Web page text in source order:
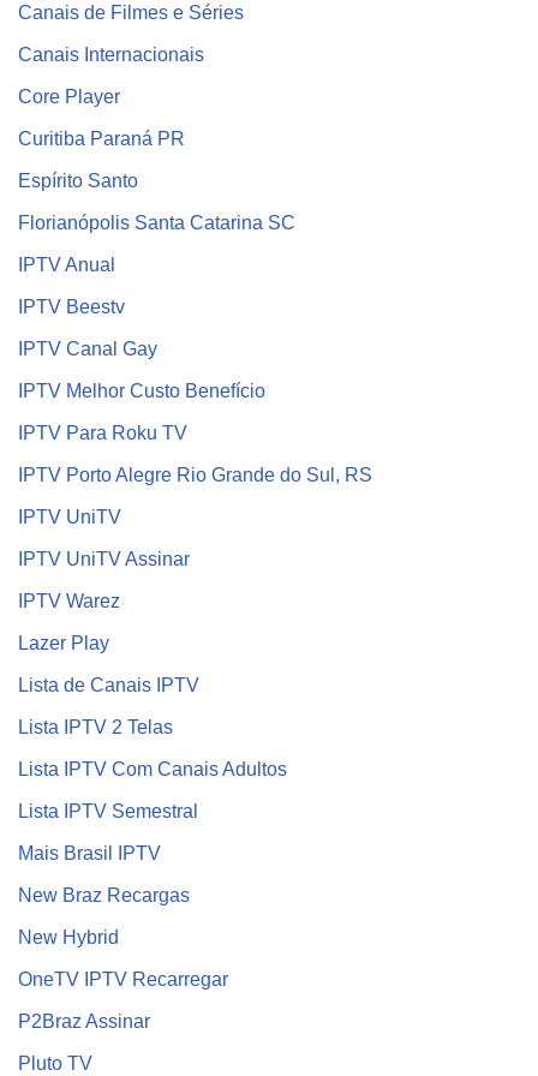
Canais de Filmes e Séries
Canais Internacionais
Core Player
Curitiba Paraná PR
Espírito Santo
Florianópolis Santa Catarina SC
IPTV Anual
IPTV Beestv
IPTV Canal Gay
IPTV Melhor Custo Benefício
IPTV Para Roku TV
IPTV Porto Alegre Rio Grande do Sul, RS
IPTV UniTV
IPTV UniTV Assinar
IPTV Warez
Lazer Play
Lista de Canais IPTV
Lista IPTV 2 Telas
Lista IPTV Com Canais Adultos
Lista IPTV Semestral
Mais Brasil IPTV
New Braz Recargas
New Hybrid
OneTV IPTV Recarregar
P2Braz Assinar
Pluto TV